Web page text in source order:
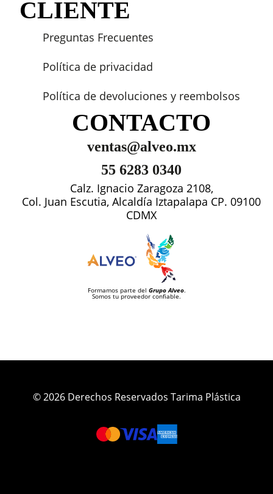
CLIENTE
Preguntas Frecuentes
Política de privacidad
Política de devoluciones y reembolsos
CONTACTO
ventas@alveo.mx
55 6283 0340
Calz. Ignacio Zaragoza 2108,
Col. Juan Escutia, Alcaldía Iztapalapa CP. 09100
CDMX
Formamos parte del Grupo Alveo.
Somos tu proveedor confiable.
© 2026 Derechos Reservados Tarima Plástica